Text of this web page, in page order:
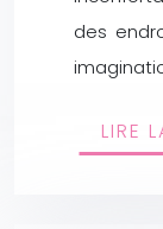
des
LIRE